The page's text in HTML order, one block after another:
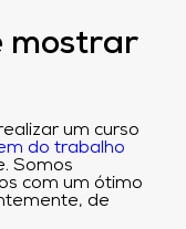
mostrar
um curso
do trabalho
Somos
com um ótimo
de